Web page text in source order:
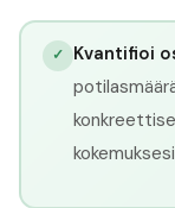
✓ Kvantifioi